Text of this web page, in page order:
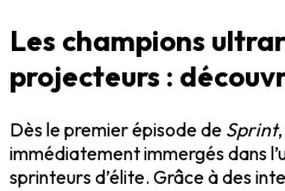
Les champions
projecteurs :
Dès le premier épisode de Sprint
immédiatement immergés dans
sprinteurs d’élite. Grâce à des